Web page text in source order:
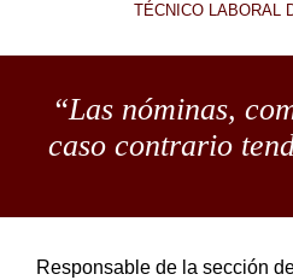
TÉCNICO LABORAL
“Las nóminas,
caso contrario
Responsable de la sección